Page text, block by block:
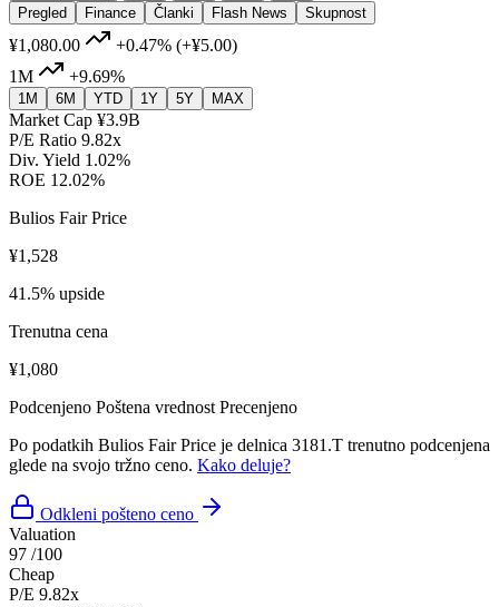
Pregled
Finance Članki Flash News Skupnost
¥1,080.00 +0.47% (+¥5.00)
1M
+9.69%
1M 6M YTD 1Y 5Y MAX
Market Cap ¥3.9B
P/E Ratio 9.82x
Div. Yield 1.02%
ROE 12.02%
Bulios Fair Price
¥1,528
41.5% upside
Trenutna cena
¥1,080
Podcenjeno Poštena vrednost Precenjeno
Po podatkih Bulios Fair Price je delnica 3181.T trenutno podcenjena
glede na svojo tržno ceno. Kako deluje?
Odkleni pošteno ceno
Valuation
97 /100
Cheap
P/E 9.82x